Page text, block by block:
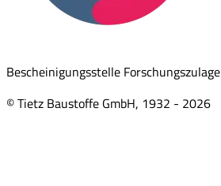
Bescheinigungsstelle Forschungszulage
© Tietz Baustoffe GmbH, 1932 - 2026